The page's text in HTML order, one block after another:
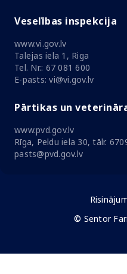
Veselības inspekcija
www.vi.gov.lv
Talejas iela 1, Riga
Tel. Nr.: 67 081 600
E-pasts: vi@vi.gov.lv
Pārtikas un
www.pvd.gov.lv
Rīga, Peldu iela 30, tālr.
pasts@pvd.gov.lv
© Sentor